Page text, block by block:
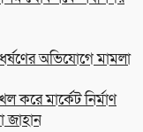
অভিযোগে মামলা
করে মার্কেট নির্মাণ
জাহান